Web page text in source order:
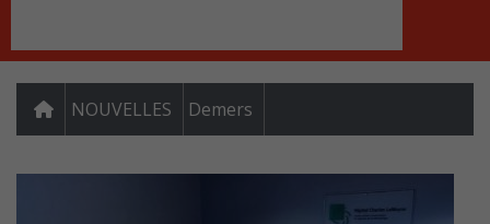
NOUVELLES Demers